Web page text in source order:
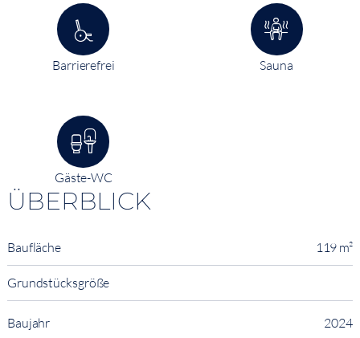
Barrierefrei Sauna
Gäste-WC
ÜBERBLICK
Baufläche 119 m²
Grundstücksgröße
Baujahr 2024